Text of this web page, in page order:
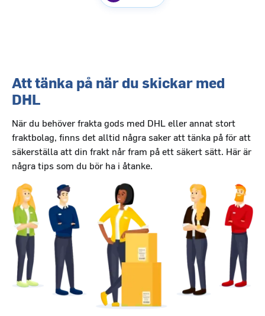
Att tänka på när du skickar med
DHL
När du behöver frakta gods med DHL eller annat stort
fraktbolag, finns det alltid några saker att tänka på för att
säkerställa att din frakt når fram på ett säkert sätt. Här är
några tips som du bör ha i åtanke.